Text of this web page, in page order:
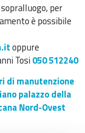
per
è possibile
oppure
Tosi050 512240
di manutenzione
palazzo della
Nord-Ovest